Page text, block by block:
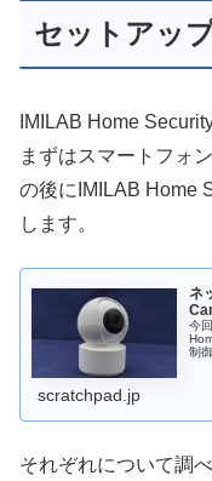
セットアッ
IMILAB Home
まずはスマートフォ
の後にIMILAB Home
します。
ネ
今
制
scratchpad.jp
それぞれについて調